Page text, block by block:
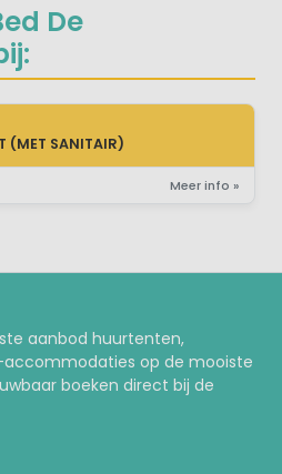
De
SANITAIR)
(MET SANITAIR)
Meer info »
aanbod huurtenten,
op de mooiste
boeken direct bij de